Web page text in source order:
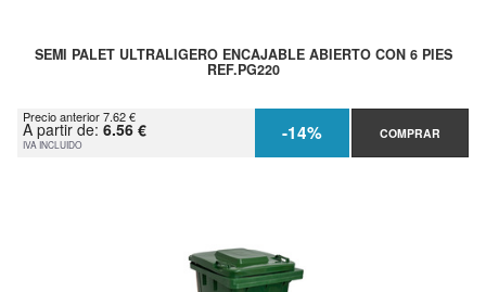
SEMI PALET ULTRALIGERO ENCAJABLE ABIERTO CON 6 PIES
REF.PG220
Precio anterior 7.62 €
A partir de: 6.56 €
IVA INCLUIDO -14% COMPRAR